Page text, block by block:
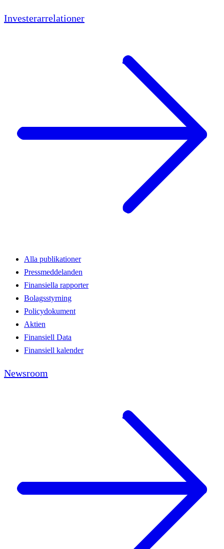
Investerarrelationer
Alla publikationer
Pressmeddelanden
Finansiella rapporter
Bolagsstyrning
Policydokument
Aktien
Finansiell Data
Finansiell kalender
Newsroom